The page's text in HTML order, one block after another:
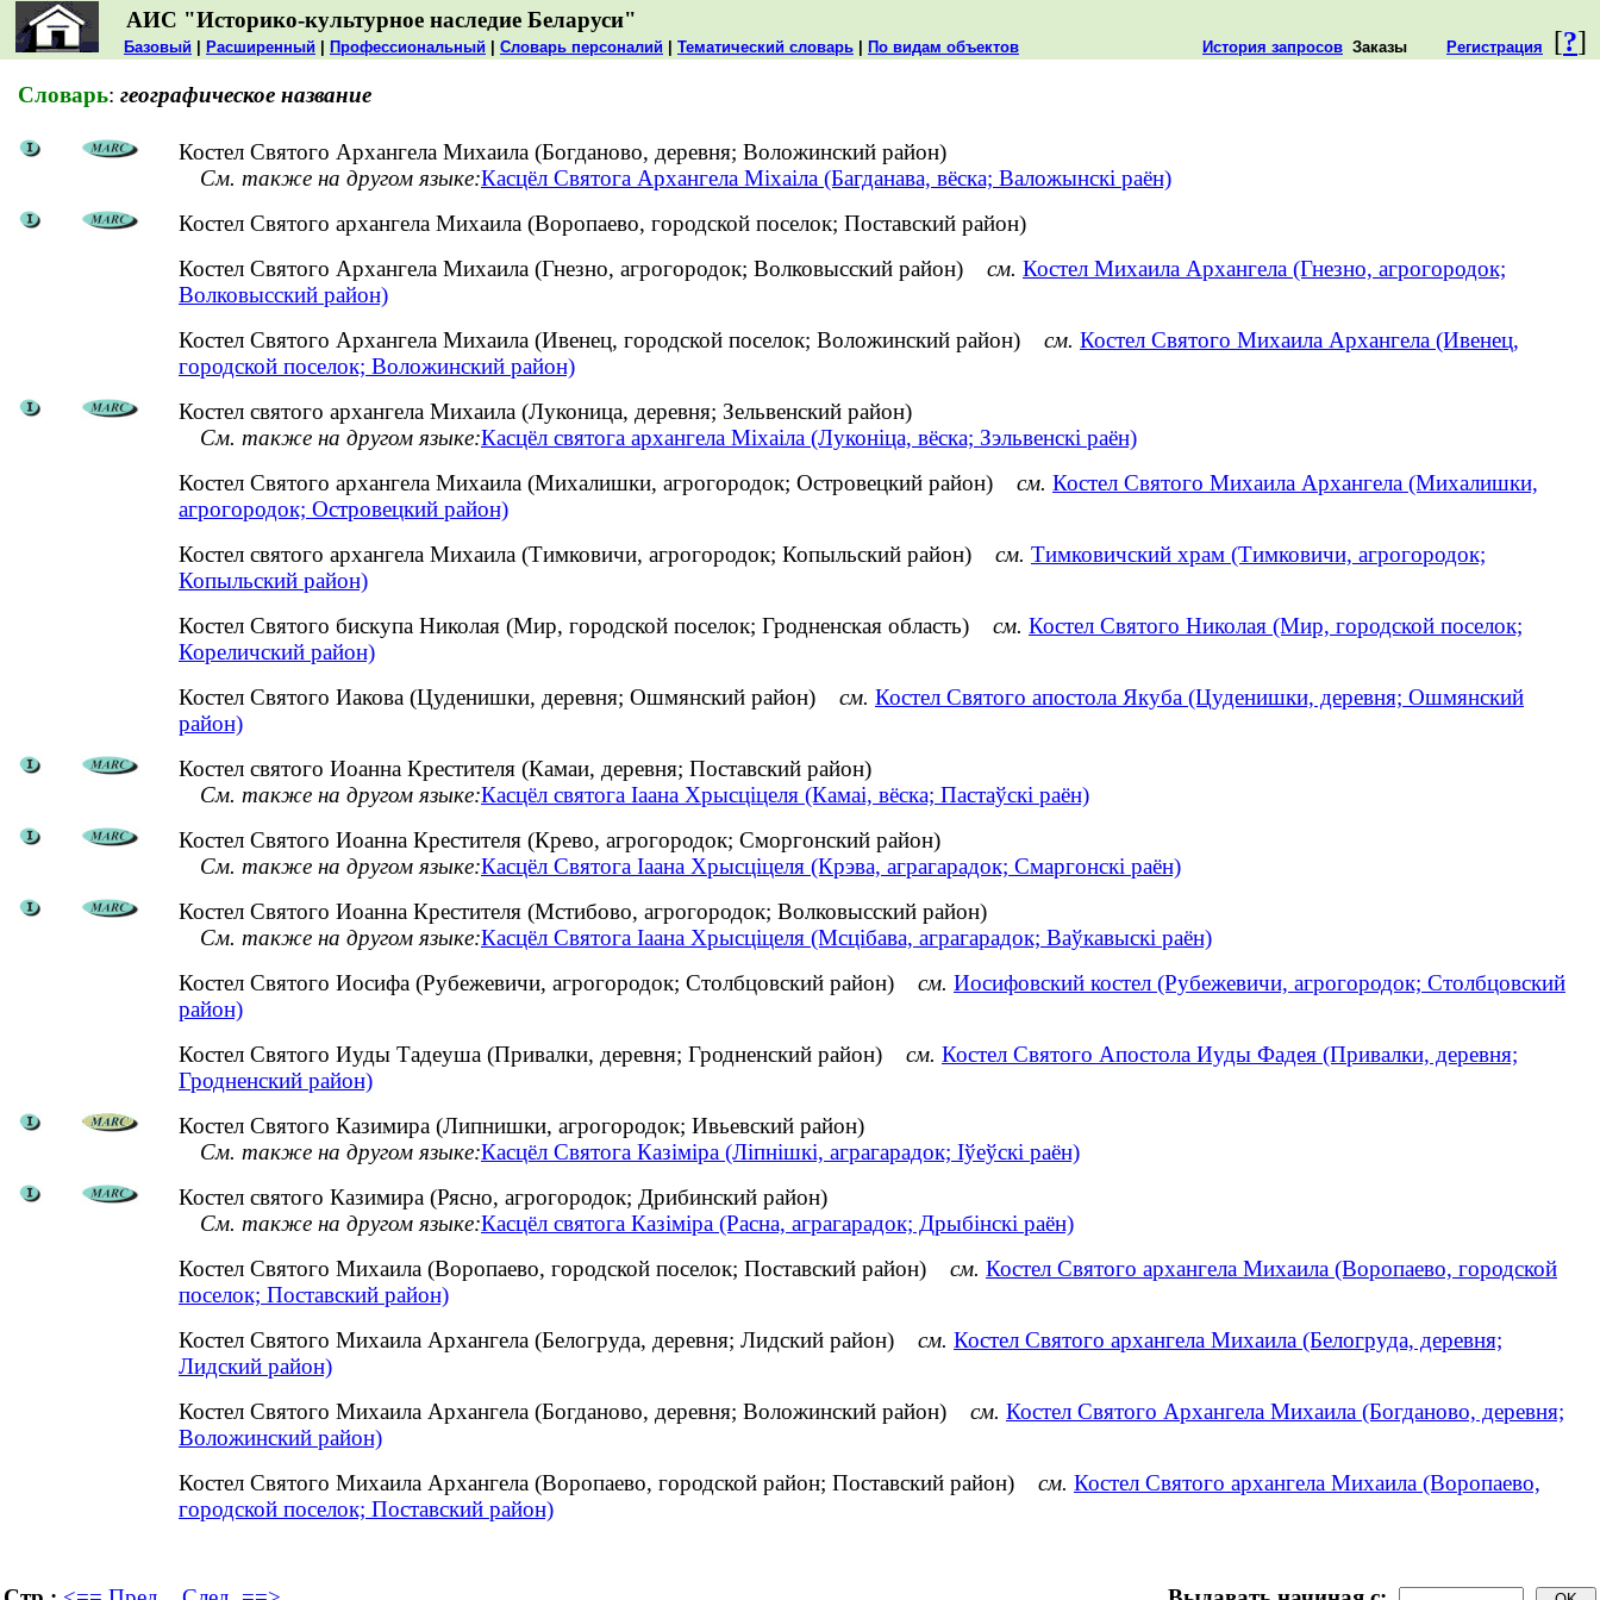
АИС "Историко-культурное наследие Беларуси"
[?]
Базовый Расширенный Профессиональный Словарь персоналий Тематический словарь По видам объектов История запросов Заказы Регистрация
Словарь: географическое название
Костел Святого Архангела Михаила (Богданово, деревня; Воложинский район)
См. также на другом языке:Касцёл Святога Архангела Міхаіла (Багданава, вёска; Валожынскі раён)
Костел Святого архангела Михаила (Воропаево, городской поселок; Поставский район)
Костел Святого Архангела Михаила (Гнезно, агрогородок; Волковысский район) см. Костел Михаила Архангела (Гнезно, агрогородок;
Волковысский район)
Костел Святого Архангела Михаила (Ивенец, городской поселок; Воложинский район) см. Костел Святого Михаила Архангела (Ивенец,
городской поселок; Воложинский район)
Костел святого архангела Михаила (Луконица, деревня; Зельвенский район)
См. также на другом языке:Касцёл святога архангела Міхаіла (Луконіца, вёска; Зэльвенскі раён)
Костел Святого архангела Михаила (Михалишки, агрогородок; Островецкий район) см. Костел Святого Михаила Архангела (Михалишки,
агрогородок; Островецкий район)
Костел святого архангела Михаила (Тимковичи, агрогородок; Копыльский район) см. Тимковичский храм (Тимковичи, агрогородок;
Копыльский район)
Костел Святого бискупа Николая (Мир, городской поселок; Гродненская область) см. Костел Святого Николая (Мир, городской поселок;
Кореличский район)
Костел Святого Иакова (Цуденишки, деревня; Ошмянский район) см. Костел Святого апостола Якуба (Цуденишки, деревня; Ошмянский
район)
Костел святого Иоанна Крестителя (Камаи, деревня; Поставский район)
См. также на другом языке:Касцёл святога Іаана Хрысціцеля (Камаі, вёска; Пастаўскі раён)
Костел Святого Иоанна Крестителя (Крево, агрогородок; Сморгонский район)
См. также на другом языке:Касцёл Святога Іаана Хрысціцеля (Крэва, аграгарадок; Смаргонскі раён)
Костел Святого Иоанна Крестителя (Мстибово, агрогородок; Волковысский район)
См. также на другом языке:Касцёл Святога Іаана Хрысціцеля (Мсцібава, аграгарадок; Ваўкавыскі раён)
Костел Святого Иосифа (Рубежевичи, агрогородок; Столбцовский район) см. Иосифовский костел (Рубежевичи, агрогородок; Столбцовский
район)
Костел Святого Иуды Тадеуша (Привалки, деревня; Гродненский район) см. Костел Святого Апостола Иуды Фадея (Привалки, деревня;
Гродненский район)
Костел Святого Казимира (Липнишки, агрогородок; Ивьевский район)
См. также на другом языке:Касцёл Святога Казіміра (Ліпнішкі, аграгарадок; Іўеўскі раён)
Костел святого Казимира (Рясно, агрогородок; Дрибинский район)
См. также на другом языке:Касцёл святога Казіміра (Расна, аграгарадок; Дрыбінскі раён)
Костел Святого Михаила (Воропаево, городской поселок; Поставский район) см. Костел Святого архангела Михаила (Воропаево, городской
поселок; Поставский район)
Костел Святого Михаила Архангела (Белогруда, деревня; Лидский район) см. Костел Святого архангела Михаила (Белогруда, деревня;
Лидский район)
Костел Святого Михаила Архангела (Богданово, деревня; Воложинский район) см. Костел Святого Архангела Михаила (Богданово, деревня;
Воложинский район)
Костел Святого Михаила Архангела (Воропаево, городской район; Поставский район) см. Костел Святого архангела Михаила (Воропаево,
городской поселок; Поставский район)